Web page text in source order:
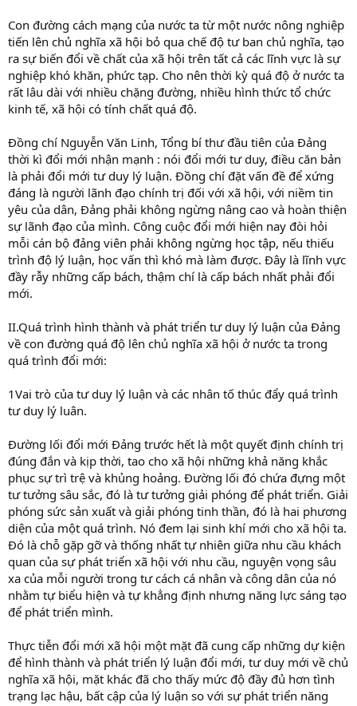
Con đường cách mạng của nước ta từ một nước nông nghiệp
tiến lên chủ nghĩa xã hội bỏ qua chế độ tư ban chủ nghĩa, tạo
ra sự biến đổi về chất của xã hội trên tất cả các lĩnh vực là sự
nghiệp khó khăn, phức tạp. Cho nên thời kỳ quá độ ở nước ta
rất lâu dài với nhiều chặng đường, nhiều hình thức tổ chức
kinh tế, xã hội có tính chất quá độ.
Đồng chí Nguyễn Văn Linh, Tổng bí thư đầu tiên của Đảng
thời kì đổi mới nhận mạnh : nói đổi mới tư duy, điều căn bản
là phải đổi mới tư duy lý luận. Đồng chí đặt vấn đề để xứng
đáng là người lãnh đạo chính trị đối với xã hội, với niềm tin
yêu của dân, Đảng phải không ngừng nâng cao và hoàn thiện
sự lãnh đạo của mình. Công cuộc đổi mới hiện nay đòi hỏi
mỗi cán bộ đảng viên phải không ngừng học tập, nếu thiếu
trình độ lý luận, học vấn thì khó mà làm được. Đây là lĩnh vực
đầy rẫy những cấp bách, thậm chí là cấp bách nhất phải đổi
mới.
II.Quá trình hình thành và phát triển tư duy lý luận của Đảng
về con đường quá độ lên chủ nghĩa xã hội ở nước ta trong
quá trình đổi mới:
1Vai trò của tư duy lý luận và các nhân tố thúc đẩy quá trình
tư duy lý luân.
Đường lối đổi mới Đảng trước hết là một quyết định chính trị
đúng đắn và kịp thời, tao cho xã hội những khả năng khắc
phục sự trì trệ và khủng hoảng. Đường lối đó chứa đựng một
tư tưởng sâu sắc, đó là tư tưởng giải phóng để phát triển. Giải
phóng sức sản xuất và giải phóng tinh thần, đó là hai phương
diện của một quá trình. Nó đem lại sinh khí mới cho xã hội ta.
Đó là chỗ gặp gỡ và thống nhất tự nhiên giữa nhu cầu khách
quan của sự phát triển xã hội với nhu cầu, nguyện vọng sâu
xa của mỗi người trong tư cách cá nhân và công dân của nó
nhằm tự biểu hiện và tự khẳng định nhưng năng lực sáng tạo
để phát triển mình.
Thực tiễn đổi mới xã hội một mặt đã cung cấp những dự kiện
để hình thành và phát triển lý luận đổi mới, tư duy mới về chủ
nghĩa xã hội, mặt khác đã cho thấy mức độ đầy đủ hơn tình
trạng lạc hậu, bất cập của lý luận so với sự phát triển năng